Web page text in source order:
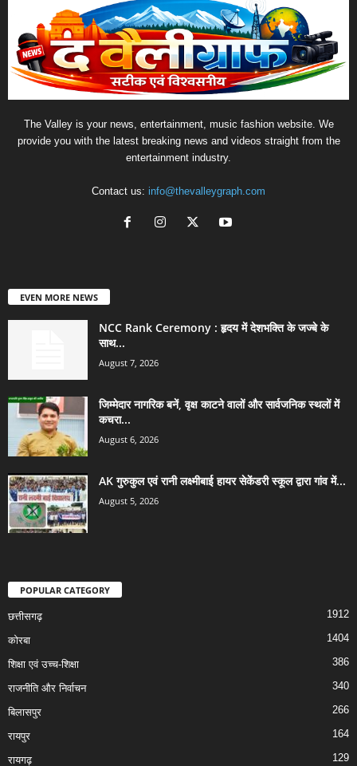
The Valley is your news, entertainment, music fashion website. We
provide you with the latest breaking news and videos straight from the
entertainment industry.
Contact us: info@thevalleygraph.com
EVEN MORE NEWS
NCC Rank Ceremony : हृदय में देशभक्ति के जज्बे के
साथ...
August 7, 2026
जिम्मेदार नागरिक बनें, वृक्ष काटने वालों और सार्वजनिक स्थलों में
कचरा...
August 6, 2026
AK गुरुकुल एवं रानी लक्ष्मीबाई हायर सेकेंडरी स्कूल द्वारा गांव में...
August 5, 2026
POPULAR CATEGORY
छत्तीसगढ़ 1912
कोरबा 1404
शिक्षा एवं उच्च-शिक्षा 386
राजनीति और निर्वाचन 340
बिलासपुर 266
रायपुर 164
रायगढ़ 129